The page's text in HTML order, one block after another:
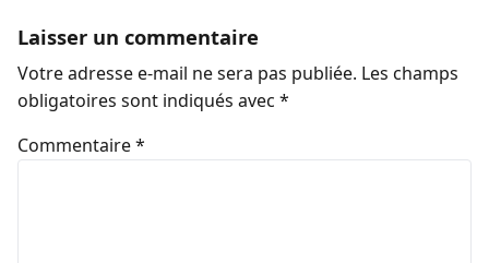
Laisser un commentaire
Votre adresse e-mail ne sera pas publiée. Les champs
obligatoires sont indiqués avec *
Commentaire*